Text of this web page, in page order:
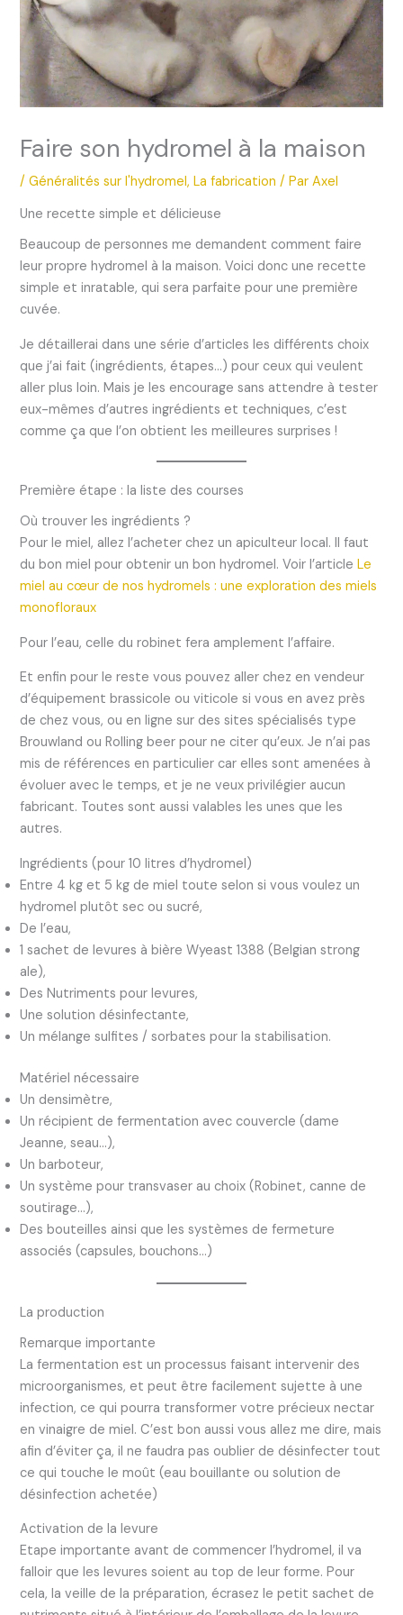
Faire son hydromel à la maison
/Généralités sur l'hydromel,La fabrication / ParAxeI
Une recette simple et délicieuse
Beaucoup de personnes me demandent comment faire
leur propre hydromel à la maison. Voici donc une recette
simple et inratable, qui sera parfaite pour une première
cuvée.
Je détaillerai dans une série d’articles les différents choix
que j’ai fait (ingrédients, étapes…) pour ceux qui veulent
aller plus loin. Mais je les encourage sans attendre à tester
eux-mêmes d’autres ingrédients et techniques, c’est
comme ça que l’on obtient les meilleures surprises !
Première étape : la liste des courses
Où trouver les ingrédients ?
Pour le miel, allez l’acheter chez un apiculteur local. Il faut
du bon miel pour obtenir un bon hydromel. Voir l’articleLe
miel au cœur de nos hydromels : une exploration des miels
monofloraux
Pour l’eau, celle du robinet fera amplement l’affaire.
Et enfin pour le reste vous pouvez aller chez en vendeur
d’équipement brassicole ou viticole si vous en avez près
de chez vous, ou en ligne sur des sites spécialisés type
Brouwland ou Rolling beer pour ne citer qu’eux. Je n’ai pas
mis de références en particulier car elles sont amenées à
évoluer avec le temps, et je ne veux privilégier aucun
fabricant. Toutes sont aussi valables les unes que les
autres.
Ingrédients (pour 10 litres d’hydromel)
Entre 4 kg et 5 kg de miel toute selon si vous voulez un
hydromel plutôt sec ou sucré,
De l’eau,
1 sachet de levures à bière Wyeast 1388 (Belgian strong
ale),
Des Nutriments pour levures,
Une solution désinfectante,
Un mélange sulfites / sorbates pour la stabilisation.
Matériel nécessaire
Un densimètre,
Un récipient de fermentation avec couvercle (dame
Jeanne, seau…),
Un barboteur,
Un système pour transvaser au choix (Robinet, canne de
soutirage…),
Des bouteilles ainsi que les systèmes de fermeture
associés (capsules, bouchons…)
La production
Remarque importante
La fermentation est un processus faisant intervenir des
microorganismes, et peut être facilement sujette à une
infection, ce qui pourra transformer votre précieux nectar
en vinaigre de miel. C’est bon aussi vous allez me dire, mais
afin d’éviter ça, il ne faudra pas oublier de désinfecter tout
ce qui touche le moût (eau bouillante ou solution de
désinfection achetée)
Activation de la levure
Etape importante avant de commencer l’hydromel, il va
falloir que les levures soient au top de leur forme. Pour
cela, la veille de la préparation, écrasez le petit sachet de